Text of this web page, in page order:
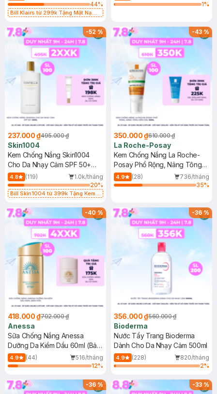
44%
Bill Klairs từ 299k Tặng Mặt Nạ
25ml (SL Có Hạn)
1%
-52%
237.000 ₫495.000 ₫
Skin1004
Kem Chống Nắng Skin1004
Cho Da Nhạy Cảm SPF 50+
50ml
4.8 (119)
1.0k/tháng
20%
Bill Skin1004 từ 399k Tặng Kem
SPF 50+ 20ml (SL Có Hạn)
-43%
350.000 ₫610.000 ₫
La Roche-Posay
Kem Chống Nắng La Roche-
Posay Phổ Rộng, Nâng Tông
Kiềm Dầu 50ml
4.9 (28)
736/tháng
35%
-40%
418.000 ₫702.000 ₫
Anessa
Sữa Chống Nắng Anessa
Dưỡng Da Kiềm Dầu 60ml (Bản
Mới)
4.9 (44)
516/tháng
12%
-36%
356.000 ₫560.000 ₫
Bioderma
Nước Tẩy Trang Bioderma
Dành Cho Da Nhạy Cảm 500ml
4.9 (228)
820/tháng
2%
-36% -33%